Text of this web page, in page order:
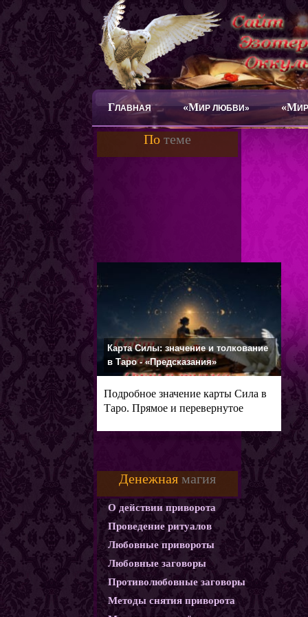
ГЛАВНАЯ «МИР ЛЮБВИ» «М
По теме
Карта Силы: значение и толкование
в Таро - «Предсказания»
Подробное значение карты Сила в
Таро. Прямое и перевернутое
Денежная магия
О действии приворота
Проведение ритуалов
Любовные привороты
Любовные заговоры
Противолюбовные заговоры
Методы снятия приворота